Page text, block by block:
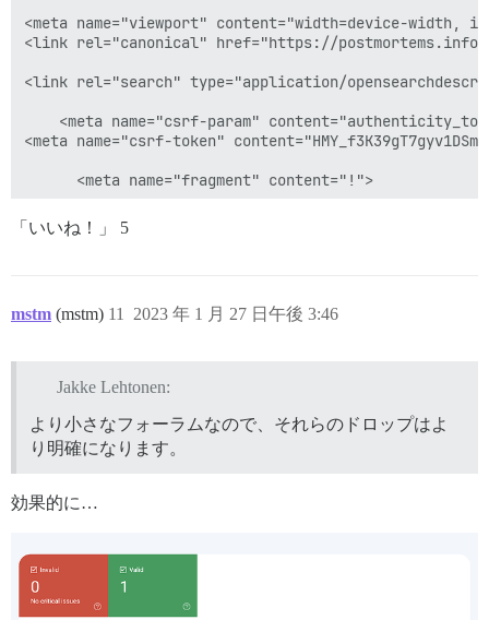
<meta name="viewport" content="width=device-
<link rel="canonical" href="https://postmortems.info/
<link rel="search" type="application/
<meta name="csrf-param"
<meta name="csrf-token"
      <meta name="fragment" content="!">
<link rel="preload" href="/assets/browser-
<link rel="preload" href="/assets/locales/en-
<script defer src="/assets/locales/en-
<link rel="preload" href="/assets/vendor-
<link rel="preload" href="/assets/
<link rel="preload" href="/assets/
<script defer src="/assets/
「いいね！」 5
mstm (mstm) 2023 年 1 月 27 日午後 3:46
11
Jakke Lehtonen:
より小さなフォーラムなので、それらのドロップはよ
り明確になります。
効果的に…